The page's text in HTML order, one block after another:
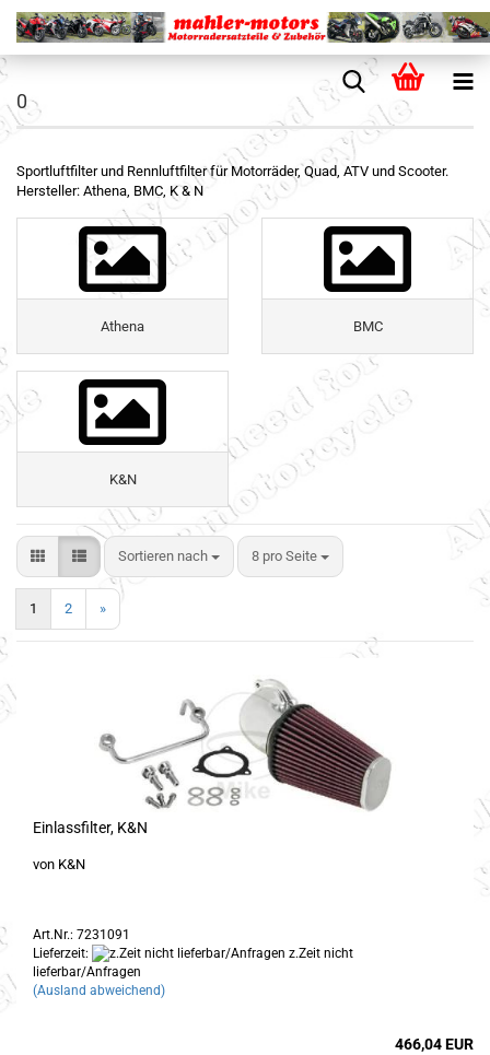
0
Sportluftfilter und Rennluftfilter für Motorräder, Quad, ATV und Scooter.
Hersteller: Athena, BMC, K & N
Athena BMC
K&N
Sortieren nach 8 pro Seite
1 2 »
Einlassfilter, K&N
von K&N
Art.Nr.: 7231091
Lieferzeit:
z.Zeit nicht
lieferbar/Anfragen
(Ausland abweichend)
466,04 EUR